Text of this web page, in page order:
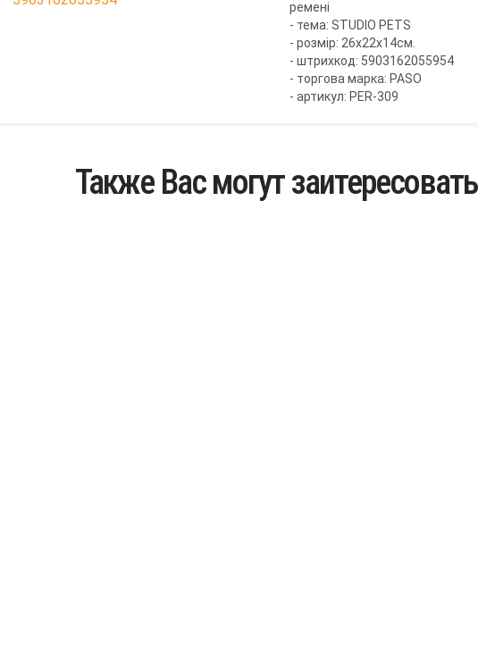
ремені
- тема: STUDIO PETS
- розмір: 26x22x14см.
- штрихкод: 5903162055954
- торгова марка: PASO
- артикул: PER-309
Также Вас могут заитересовать